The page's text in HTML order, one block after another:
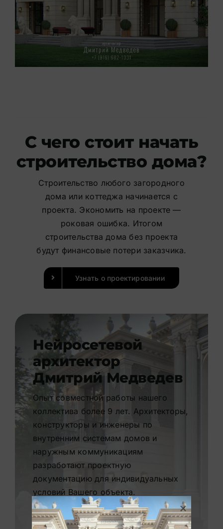
С чего стоит начать
строительство дома?
Строительство любого загородного
дома или коттеджа начинается с
проекта. Экономить на проекте —
роковая ошибка. Итогом
строительства дома без проекта
будут финансовые потери заказчика.
Узнать о проектировании
Нейросетевой
архитектор
Дмитрий Медведев
Опыт совместной работы нашего
коллектива более 9 лет. Архитекторы,
конструкторы и инженеры по
внутренним системам домов и
наружным коммуникациям
разработают проектную
документацию для индивидуальных
условий Вашего объекта.